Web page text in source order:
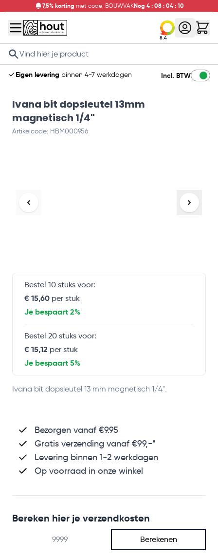
7,5% korting met code; BOUWVAKNog 4 : 08 : 04 : 09
8.4
Search
Eigen levering binnen 4-7 werkdagen Incl. BTW
Ivana bit dopsleutel 13mm
magnetisch 1/4"
Artikelcode: HBM000956
Bestel 10 stuks voor:
€ 15,60 per stuk
Je bespaart 2%
Bestel 20 stuks voor:
€ 15,12 per stuk
Je bespaart 5%
Ivana bit dopsleutel 13 mm magnetisch 1/4".
Bezorgen vanaf €9.95
Gratis verzending vanaf €99,-*
Levering binnen 1-2 werkdagen
Op voorraad in onze winkel
Bereken hier je verzendkosten
Berekenen